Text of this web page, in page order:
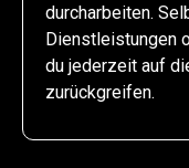
durcharbeiten.
Dienstleistungen
du jederzeit auf
zurückgreifen.